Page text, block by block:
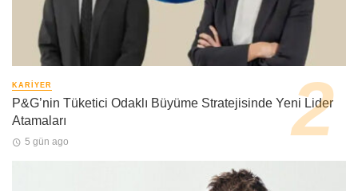
KARIYER
P&G’nin Tüketici Odaklı Büyüme Stratejisinde Yeni Lider
Atamaları
5 gün ago